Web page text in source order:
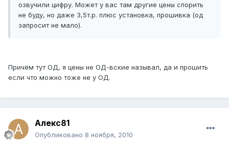
озвучили цифру. Может у вас там другие цены спорить
не буду, но даже 3,5т.р. плюс установка, прошивка (од
запросит не мало).
Причём тут ОД, я цены не ОД-вские называл, да и прошить
если что можно тоже не у ОД.
Алекс81
Опубликовано 8 ноября, 2010